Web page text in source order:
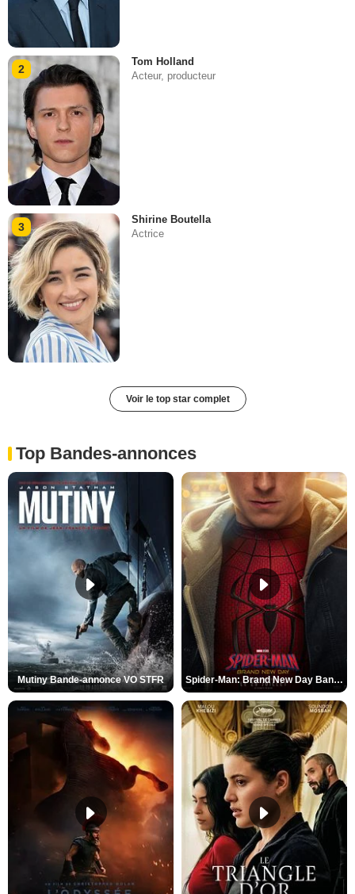
2
Tom Holland
Acteur, producteur
3
Shirine Boutella
Actrice
Voir le top star complet
Top Bandes-annonces
Mutiny Bande-annonce VO STFR Spider-Man: Brand New Day Bande-annonce VO STFR